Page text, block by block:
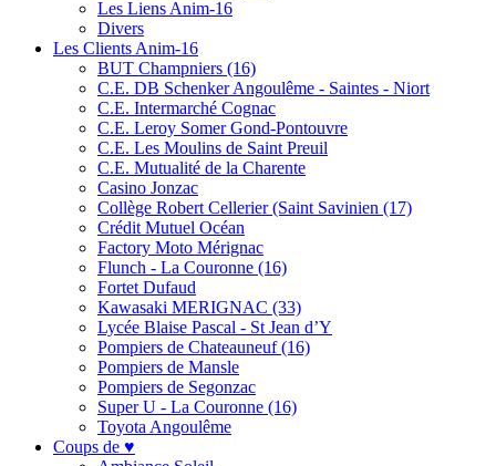
Les Liens Anim-16
Divers
Les Clients Anim-16
BUT Champniers (16)
C.E. DB Schenker Angoulême - Saintes - Niort
C.E. Intermarché Cognac
C.E. Leroy Somer Gond-Pontouvre
C.E. Les Moulins de Saint Preuil
C.E. Mutualité de la Charente
Casino Jonzac
Collège Robert Cellerier (Saint Savinien (17)
Crédit Mutuel Océan
Factory Moto Mérignac
Flunch - La Couronne (16)
Fortet Dufaud
Kawasaki MERIGNAC (33)
Lycée Blaise Pascal - St Jean d’Y
Pompiers de Chateauneuf (16)
Pompiers de Mansle
Pompiers de Segonzac
Super U - La Couronne (16)
Toyota Angoulême
Coups de ♥